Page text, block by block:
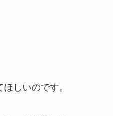
しいのです。